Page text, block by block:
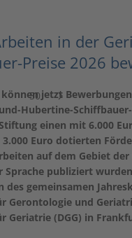
in der
Preise 2026
jetzt
Hubertine-
einen mit 6.000
Euro dotierten
auf dem Gebiet
Sprache publiziert
des gemeinsamen
Gerontologie und
Geriatrie (DGG) in
… 50